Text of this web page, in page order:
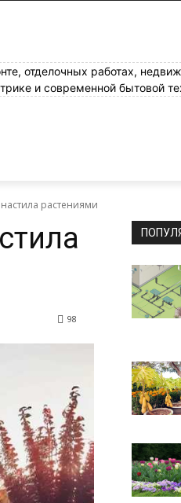
отделочных работах,
и современной бытовой
растениями
98